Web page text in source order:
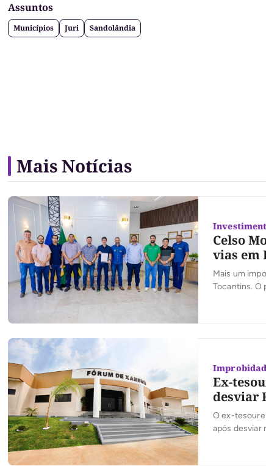
Assuntos
Municípios Juri Sandolândia
Mais Notícias
Celso
vias em
Mais um
Tocantins. O
Ex-
desviar
O ex-
após desviar